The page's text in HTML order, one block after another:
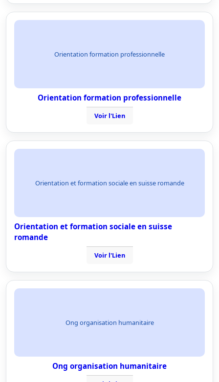
Orientation formation professionnelle
Orientation formation professionnelle
Voir l'Lien
Orientation et formation sociale en suisse romande
Orientation et formation sociale en suisse
romande
Voir l'Lien
Ong organisation humanitaire
Ong organisation humanitaire